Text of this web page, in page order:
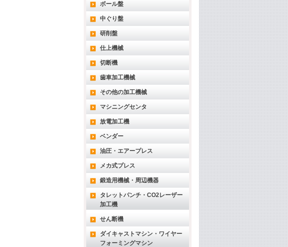
ボール盤
中ぐり盤
研削盤
仕上機械
切断機
歯車加工機械
その他の加工機械
マシニングセンタ
放電加工機
ベンダー
油圧・エアープレス
メカ式プレス
鍛造用機械・周辺機器
タレットパンチ・CO2レーザー
加工機
せん断機
ダイキャストマシン・ワイヤー
フォーミングマシン